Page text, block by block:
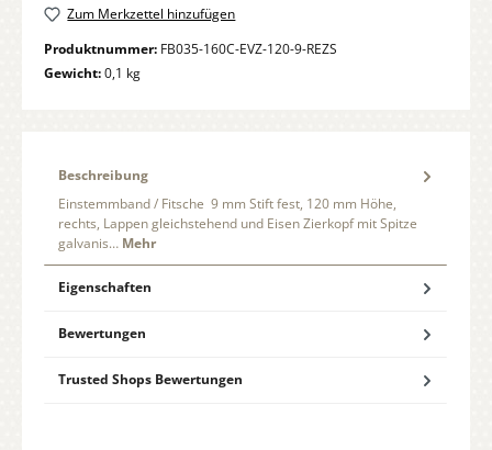
Zum Merkzettel hinzufügen
Produktnummer: FB035-160C-EVZ-120-9-REZS
Gewicht:0,1 kg
Beschreibung
Einstemmband / Fitsche 9 mm Stift fest, 120 mm Höhe,
rechts, Lappen gleichstehend und Eisen Zierkopf mit Spitze
galvanis… Mehr
Eigenschaften
Bewertungen
Trusted Shops Bewertungen